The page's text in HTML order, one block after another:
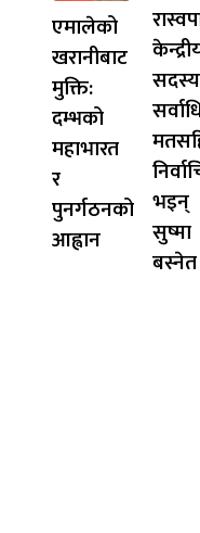
एमालेको
खरानीबाट
मुक्ति:
दम्भको
महाभारत
र
पुनर्गठनको
आह्वान
भइन्
सुष्मा
बस्नेत